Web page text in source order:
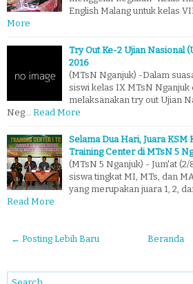
English Malang untuk kelas
More
Try Out Ke-2 Ujian Nasional
2016
(MTsN Nganjuk) -Dalam
siswi kelas IX MTsN
melaksanakan try out Ujian
Neg…
Read More
Selama Dua Hari, Juara KSM
Training Center di MTsN 5
(MTsN 5 Nganjuk) - Jum'at
siswa tingkat MI, MTs, dan
yang merupakan juara 1, 2,
Read More
← Posting Lebih Baru Beranda